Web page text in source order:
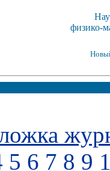
физико-
5 6 7 8 9